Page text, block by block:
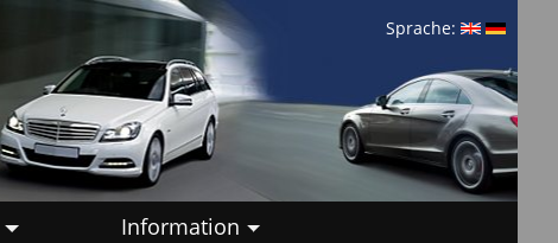
Sprache:
Information